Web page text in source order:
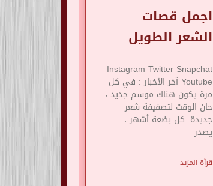
اجمل قصات
الشعر الطويل
Instagram Twitter Snapchat
Youtube آخر الأخبار : في كل
مرة يكون هناك موسم جديد ،
حان الوقت لتصفيفة شعر
جديدة. كل بضعة أشهر ،
يصدر
قرأة المزيد